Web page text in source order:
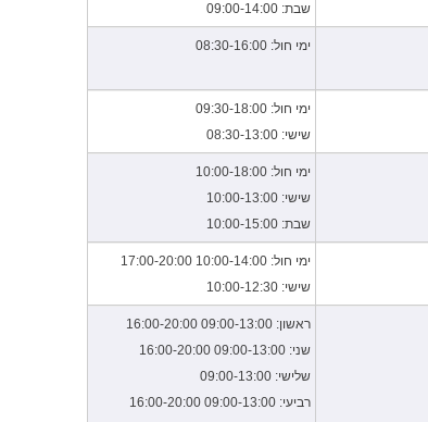
ציוד משרדי מחשבים
אופנה
אופטיקה
טיולים וספורט
קניונים
צעצועים לילדים
טפסים להורדה
שבת: 09:00-14:00
ימי חול: 08:30-16:00
ימי חול: 09:30-18:00
שישי: 08:30-13:00
ימי חול: 10:00-18:00
שישי: 10:00-13:00
שבת: 10:00-15:00
ימי חול: 10:00-14:00 17:00-20:00
שישי: 10:00-12:30
ראשון: 09:00-13:00 16:00-20:00
שני: 09:00-13:00 16:00-20:00
שלישי: 09:00-13:00
רביעי: 09:00-13:00 16:00-20:00